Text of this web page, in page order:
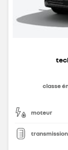
classe
moteur
transmission